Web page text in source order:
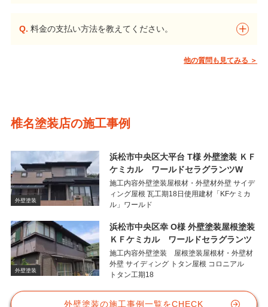
Q. 料金の支払い方法を教えてください。
他の質問も見てみる ＞
椎名塗装店の施工事例
外壁塗装
浜松市中央区大平台 T様 外壁塗装 ＫＦ
ケミカル ワールドセラグランツW
施工内容外壁塗装屋根材・外壁材外壁 サイデ
ィング屋根 瓦工期18日使用建材「KFケミカ
ル」ワールド
外壁塗装
浜松市中央区幸 O様 外壁塗装屋根塗装
ＫＦケミカル ワールドセラグランツ
施工内容外壁塗装 屋根塗装屋根材・外壁材
外壁 サイディング トタン屋根 コロニアル
トタン工期18
外壁塗装の施工事例一覧をCHECK